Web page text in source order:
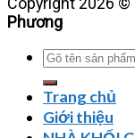
Phương
Tìm
kiếm:
Trang chủ
Giới thiệu